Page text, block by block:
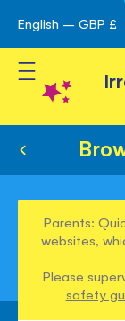
Skip
to
Content
English – GBP £
Toggle Nav
Parents:
websites,
Please
safety